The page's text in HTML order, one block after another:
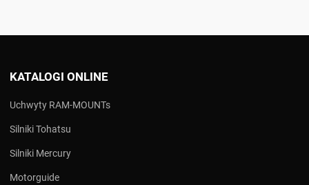
KATALOGI ONLINE
Uchwyty RAM-MOUNTs
Silniki Tohatsu
Silniki Mercury
Motorguide